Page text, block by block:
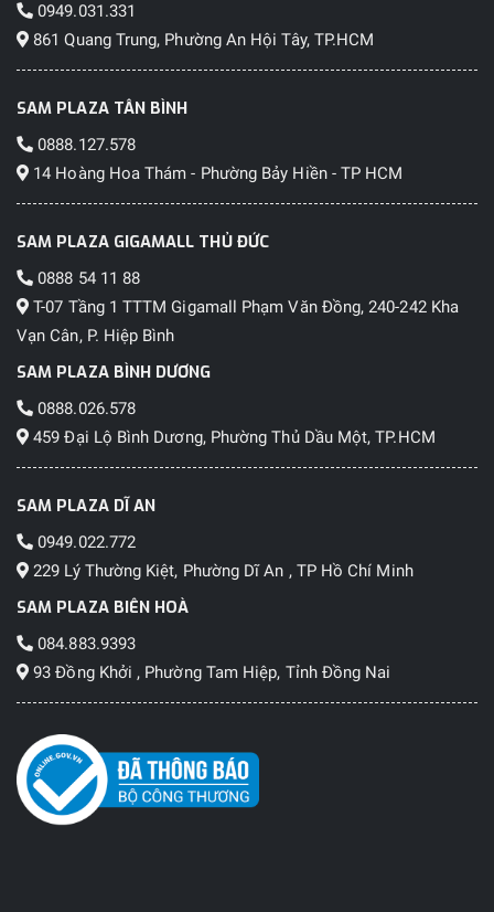
0949.031.331
861 Quang Trung, Phường An Hội Tây, TP.HCM
SAM PLAZA TÂN BÌNH
0888.127.578
14 Hoàng Hoa Thám - Phường Bảy Hiền - TP HCM
SAM PLAZA GIGAMALL THỦ ĐỨC
0888 54 11 88
T-07 Tầng 1 TTTM Gigamall Phạm Văn Đồng, 240-242 Kha
Vạn Cân, P. Hiệp Bình
SAM PLAZA BÌNH DƯƠNG
0888.026.578
459 Đại Lộ Bình Dương, Phường Thủ Dầu Một, TP.HCM
SAM PLAZA DĨ AN
0949.022.772
229 Lý Thường Kiệt, Phường Dĩ An , TP Hồ Chí Minh
SAM PLAZA BIÊN HOÀ
084.883.9393
93 Đồng Khởi , Phường Tam Hiệp, Tỉnh Đồng Nai